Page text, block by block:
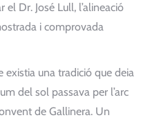
el Dr. José Lull, l’alineació
i comprovada
existia una tradició que deia
del sol passava per l’arc
de Gallinera. Un